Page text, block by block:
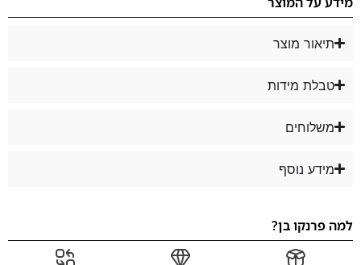
תיאור מוצר
טבלת מידות
משלוחים
מידע נוסף
למה פרנקו בן?